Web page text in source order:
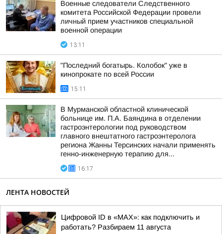
Военные следователи Следственного
комитета Российской Федерации провели
личный прием участников специальной
военной операции
13:11
"Последний богатырь. Колобок" уже в
кинопрокате по всей России
15:11
В Мурманской областной клинической
больнице им. П.А. Баяндина в отделении
гастроэнтерологии под руководством
главного внештатного гастроэнтеролога
региона Жанны Терсинских начали применять
генно-инженерную терапию для...
16:17
ЛЕНТА НОВОСТЕЙ
Цифровой ID в «MAX»: как подключить и
работать? Разбираем 11 августа